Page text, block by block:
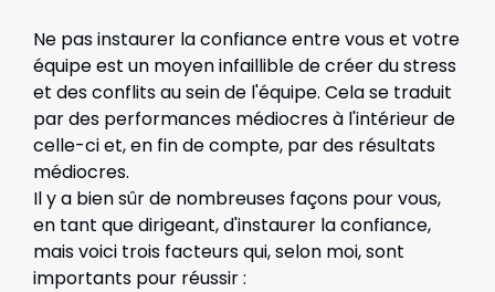
Ne pas instaurer la confiance entre vous et votre
équipe est un moyen infaillible de créer du stress
et des conflits au sein de l'équipe. Cela se traduit
par des performances médiocres à l'intérieur de
celle-ci et, en fin de compte, par des résultats
médiocres.
Il y a bien sûr de nombreuses façons pour vous,
en tant que dirigeant, d'instaurer la confiance,
mais voici trois facteurs qui, selon moi, sont
importants pour réussir :